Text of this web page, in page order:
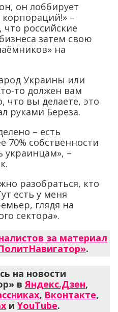
он лоббирует
–
что российские
затем свою
на
Украины или
то должен вам
что вы делаете, это
руками Береза.
– есть
70% собственности
украинцам», –
разобраться, кто
есть у меня
глядя на
сектора».
за материал
.
на новости
вЯндекс.Дзен,
, Вконтакте,
и YouTube.